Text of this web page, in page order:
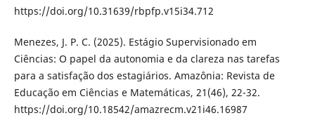
https://doi.org/10.31639/rbpfp.v15i34.712
Menezes, J. P. C. (2025). Estágio Supervisionado em
Ciências: O papel da autonomia e da clareza nas tarefas
para a satisfação dos estagiários. Amazônia: Revista de
Educação em Ciências e Matemáticas, 21(46), 22-32.
https://doi.org/10.18542/amazrecm.v21i46.16987